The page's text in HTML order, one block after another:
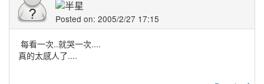
Posted on: 2005/2/27 17:15
每看一次..就哭一次....
真的太感人了....